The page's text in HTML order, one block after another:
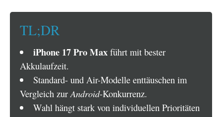
TL;DR
iPhone 17 Pro Maxführt mit bester
Akkulaufzeit.
Standard- und Air-Modelle enttäuschen im
Vergleich zur Android-Konkurrenz.
Wahl hängt stark von individuellen Prioritäten